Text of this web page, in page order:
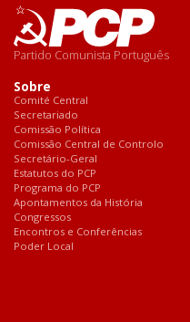
Partido Comunista Português
Sobre
Comité Central
Secretariado
Comissão Política
Comissão Central de Controlo
Secretário-Geral
Estatutos do PCP
Programa do PCP
Apontamentos da História
Congressos
Encontros e Conferências
Poder Local